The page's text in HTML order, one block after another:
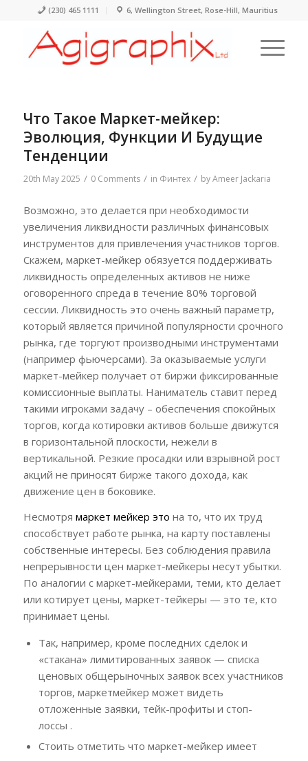
(230) 465 1111 6, Wellington Street, Rose-Hill, Mauritius
Что Такое Маркет-мейкер:
Эволюция, Функции И Будущие
Тенденции
20th May 2025 / 0 Comments / in Финтех / byAmeer Jackaria
Возможно, это делается при необходимости
увеличения ликвидности различных финансовых
инструментов для привлечения участников торгов.
Скажем, маркет-мейкер обязуется поддерживать
ликвидность определенных активов не ниже
оговоренного спреда в течение 80% торговой
сессии. Ликвидность это очень важный параметр,
который является причиной популярности срочного
рынка, где торгуют производными инструментами
(например фьючерсами). За оказываемые услуги
маркет-мейкер получает от биржи фиксированные
комиссионные выплаты. Наниматель ставит перед
такими игроками задачу – обеспечения спокойных
торгов, когда котировки активов больше движутся
в горизонтальной плоскости, нежели в
вертикальной. Резкие просадки или взрывной рост
акций не приносят бирже такого дохода, как
движение цен в боковике.
Несмотря маркет мейкер это на то, что их труд
способствует работе рынка, на карту поставлены
собственные интересы. Без соблюдения правила
непрерывности цен маркет-мейкеры несут убытки.
По аналогии с маркет-мейкерами, теми, кто делает
или котирует цены, маркет-тейкеры — это те, кто
принимает цены.
Так, например, кроме последних сделок и
«стакана» лимитированных заявок — списка
ценовых общерыночных заявок всех участников
торгов, маркетмейкер может видеть
отложенные заявки, тейк-профиты и стоп-
лоссы .
Стоить отметить что маркет-мейкер имеет